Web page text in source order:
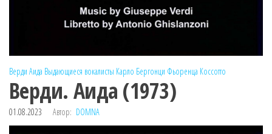
Верди Аида Выдающиеся вокалисты Карло Бергонци Фьоренца Коссотто
Верди. Аида (1973)
01.08.2023 Автор: DOMNA